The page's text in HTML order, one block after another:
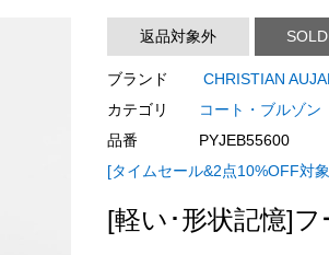
返品対象外
ブランド
CHRISTIAN
カテゴリ
コート・ブルゾン
品番
PYJEB55600
[タイムセール&2点10%OFF対
[軽い･形状記憶]